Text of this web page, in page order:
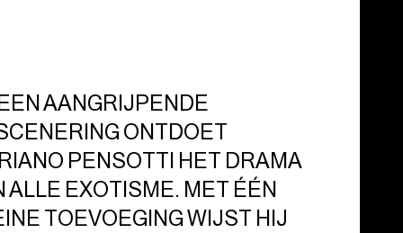
AANGRIJPENDE
ONTDOET
PENSOTTI HET DRAMA
ALLE EXOTISME. MET ÉÉN
TOEVOEGING WIJST HIJ